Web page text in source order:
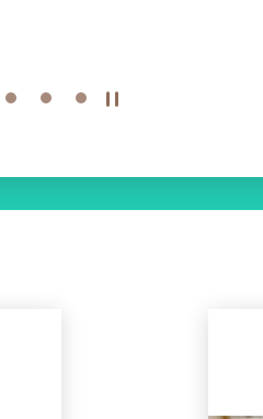
6 7 8 开始/暂停幻灯片